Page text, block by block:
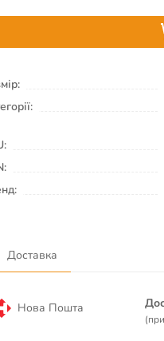
Доставка
Нова Пошта